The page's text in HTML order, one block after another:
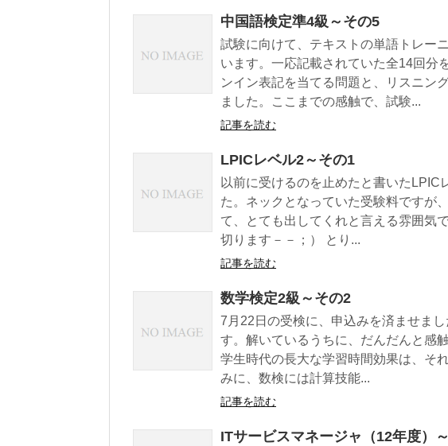
中国語検定準4級～その5
試験に向けて、テキストの単語トレー
います。一応記載されていた全14回分
ンイン表記を当てる問題と、リスニン
ました。ここまでの感触で、試験...
記事を読む
LPICレベル2～その1
以前に受けるのを止めたと書いたLPIC
た。ネックとなっていた受験料ですが
て、とても出してくれと言える雰囲気
切ります－－；） とり...
記事を読む
数学検定2級～その2
7月22日の受検に、申込みを済ませま
す。解いているうちに、だんだんと感
学生時代の長大な学習時間効果は、そ
みに、数検には計算技能...
記事を読む
ITサービスマネージャ（12年度）